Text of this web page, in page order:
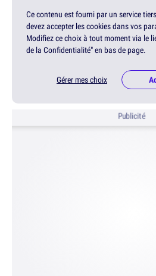
Ce contenu est fourni par un service
devez accepter les cookies dans vos
Modifiez ce choix à tout moment via le
de la Confidentialité" en bas de page.
Gérer mes choix
Publicité